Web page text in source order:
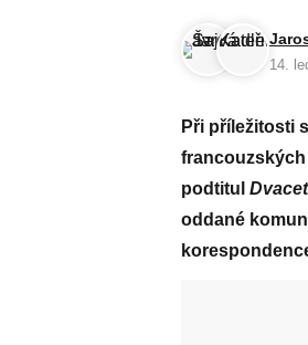
14.
Při příležitosti
podtitul
oddané